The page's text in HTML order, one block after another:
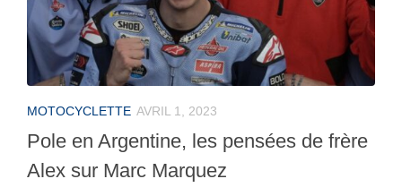
MOTOCYCLETTE AVRIL 1, 2023
Pole en Argentine, les pensées de frère
Alex sur Marc Marquez